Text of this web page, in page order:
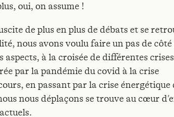
oui, on assume !
de plus en plus de débats et se
nous avons voulu faire un pas de
aspects, à la croisée de différentes
par la pandémie du covid à la crise
en passant par la crise énergétique
nous déplaçons se trouve au cœur